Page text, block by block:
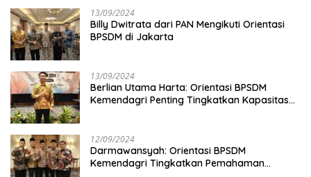
13/09/2024
Billy Dwitrata dari PAN Mengikuti Orientasi
BPSDM di Jakarta
13/09/2024
Berlian Utama Harta: Orientasi BPSDM
Kemendagri Penting Tingkatkan Kapasitas
12/09/2024
Darmawansyah: Orientasi BPSDM
Kemendagri Tingkatkan Pemahaman